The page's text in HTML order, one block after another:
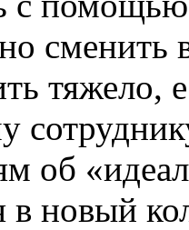
тяжело,
об
в новый